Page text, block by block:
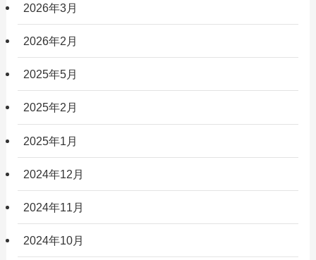
2026年3月
2026年2月
2025年5月
2025年2月
2025年1月
2024年12月
2024年11月
2024年10月